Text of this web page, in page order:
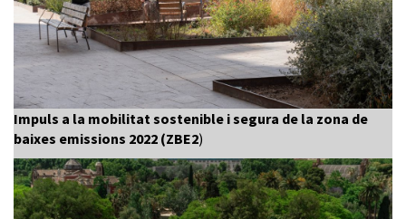
Impuls a la mobilitat sostenible i segura de la zona de
baixes emissions 2022 (ZBE2)